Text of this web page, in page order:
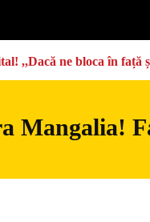
,,Dacă ne bloca în
Mangalia!